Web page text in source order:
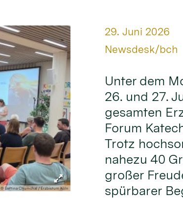
© Bettina Chumchal / Erzbistum Köln
Datum:
29. Juni 2026
Von:
Newsdesk/bch
Unter dem
26. und 27.
gesamten
Forum
Trotz
nahezu 40
großer
spürbarer